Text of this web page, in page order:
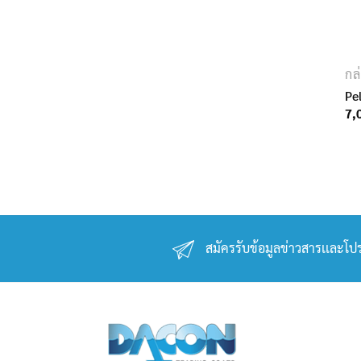
ก
สมัครรับข้อมูลข่าวสารเเละโ